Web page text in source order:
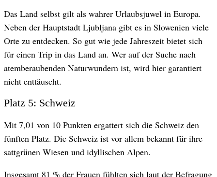
Das Land selbst gilt als wahrer Urlaubsjuwel in Europa.
Neben der Hauptstadt Ljubljana gibt es in Slowenien viele
Orte zu entdecken. So gut wie jede Jahreszeit bietet sich
für einen Trip in das Land an. Wer auf der Suche nach
atemberaubenden Naturwundern ist, wird hier garantiert
nicht enttäuscht.
Platz 5: Schweiz
Mit 7,01 von 10 Punkten ergattert sich die Schweiz den
fünften Platz. Die Schweiz ist vor allem bekannt für ihre
sattgrünen Wiesen und idyllischen Alpen.
Insgesamt 81 % der Frauen fühlten sich laut der Befragung